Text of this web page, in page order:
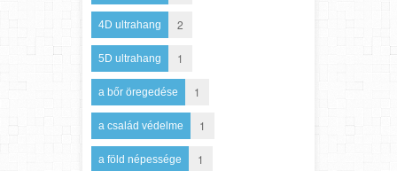
4D ultrahang 2
5D ultrahang 1
a bőr öregedése 1
a család védelme 1
a föld népessége 1